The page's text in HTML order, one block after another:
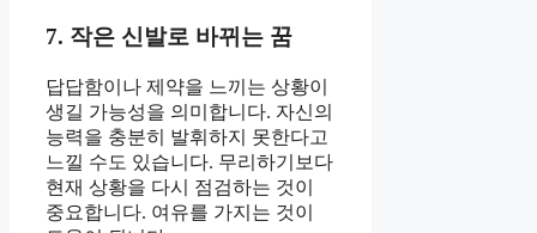
7. 작은 신발로 바뀌는 꿈
답답함이나 제약을 느끼는 상황이
생길 가능성을 의미합니다. 자신의
능력을 충분히 발휘하지 못한다고
느낄 수도 있습니다. 무리하기보다
현재 상황을 다시 점검하는 것이
중요합니다. 여유를 가지는 것이